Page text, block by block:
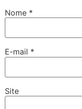
Nome *
E-mail *
Site